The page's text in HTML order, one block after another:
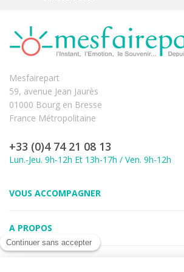
Mesfairepart
59, avenue Jean Jaurès
01000 Bourg en Bresse
France Métropolitaine
+33 (0)4 74 21 08 13
Lun.-Jeu. 9h-12h Et 13h-17h / Ven. 9h-12h
VOUS ACCOMPAGNER
A PROPOS